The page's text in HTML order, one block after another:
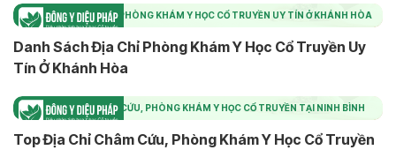
DANH SÁCH ĐỊA CHỈ PHÒNG KHÁM Y HỌC CỔ TRUYỀN UY TÍN Ở KHÁNH HÒA
Danh Sách Địa Chỉ Phòng Khám Y Học Cổ Truyền Uy
Tín Ở Khánh Hòa
TOP ĐỊA CHỈ CHÂM CỨU, PHÒNG KHÁM Y HỌC CỔ TRUYỀN TẠI NINH BÌNH
Top Địa Chỉ Châm Cứu, Phòng Khám Y Học Cổ Truyền